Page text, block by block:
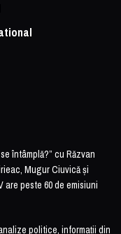
întâmplă?” cu Răzvan
Mugur Ciuvică și
are peste 60 de emisiuni
politice, informații din